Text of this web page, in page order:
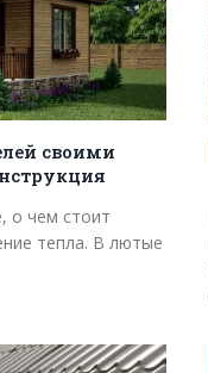
своими
о чем стоит
тепла. В лютые